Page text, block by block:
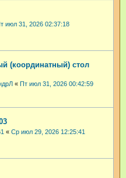
июл 31, 2026 02:37:18
(координатный) стол
« Пт июл 31, 2026 00:42:59
« Ср июл 29, 2026 12:25:41